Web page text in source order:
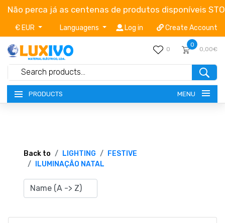
Não perca já as centenas de produtos disponíveis
€ EUR Languagens Log in Create Account
0
0
0,00€
PRODUCTS MENU
TERMS OF SERVICE
Back to LIGHTING
FESTIVE
ILUMINAÇÂO NATAL